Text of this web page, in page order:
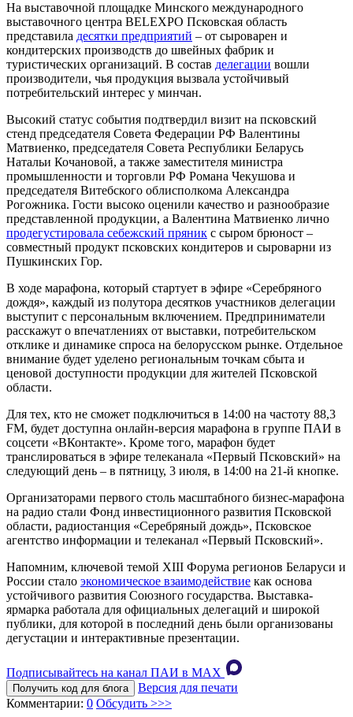
На выставочной площадке Минского международного
выставочного центра BELEXPO Псковская область
представила десятки предприятий – от сыроварен и
кондитерских производств до швейных фабрик и
туристических организаций. В состав делегации вошли
производители, чья продукция вызвала устойчивый
потребительский интерес у минчан.
Высокий статус события подтвердил визит на псковский
стенд председателя Совета Федерации РФ Валентины
Матвиенко, председателя Совета Республики Беларусь
Натальи Кочановой, а также заместителя министра
промышленности и торговли РФ Романа Чекушова и
председателя Витебского облисполкома Александра
Рогожника. Гости высоко оценили качество и разнообразие
представленной продукции, а Валентина Матвиенко лично
продегустировала себежский пряник с сыром брюност –
совместный продукт псковских кондитеров и сыроварни из
Пушкинских Гор.
В ходе марафона, который стартует в эфире «Серебряного
дождя», каждый из полутора десятков участников делегации
выступит с персональным включением. Предприниматели
расскажут о впечатлениях от выставки, потребительском
отклике и динамике спроса на белорусском рынке. Отдельное
внимание будет уделено региональным точкам сбыта и
ценовой доступности продукции для жителей Псковской
области.
Для тех, кто не сможет подключиться в 14:00 на частоту 88,3
FM, будет доступна онлайн-версия марафона в группе ПАИ в
соцсети «ВКонтакте». Кроме того, марафон будет
транслироваться в эфире телеканала «Первый Псковский» на
следующий день – в пятницу, 3 июля, в 14:00 на 21-й кнопке.
Организаторами первого столь масштабного бизнес-марафона
на радио стали Фонд инвестиционного развития Псковской
области, радиостанция «Серебряный дождь», Псковское
агентство информации и телеканал «Первый Псковский».
Напомним, ключевой темой XIII Форума регионов Беларуси и
России стало экономическое взаимодействие как основа
устойчивого развития Союзного государства. Выставка-
ярмарка работала для официальных делегаций и широкой
публики, для которой в последний день были организованы
дегустации и интерактивные презентации.
Подписывайтесь на канал ПАИ в MAХ
Получить код для блога
Версия для печати
Комментарии: 0 Обсудить >>>